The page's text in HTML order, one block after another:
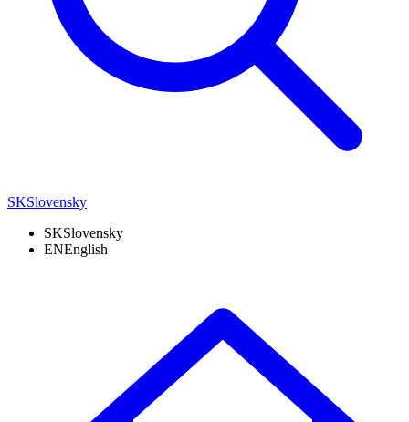
SKSlovensky
SKSlovensky
ENEnglish